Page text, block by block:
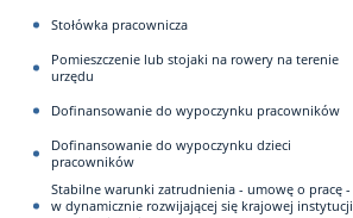
Stołówka pracownicza
Pomieszczenie lub stojaki na rowery na terenie
urzędu
Dofinansowanie do wypoczynku pracowników
Dofinansowanie do wypoczynku dzieci
pracowników
Stabilne warunki zatrudnienia - umowę o pracę -
w dynamicznie rozwijającej się krajowej instytucji